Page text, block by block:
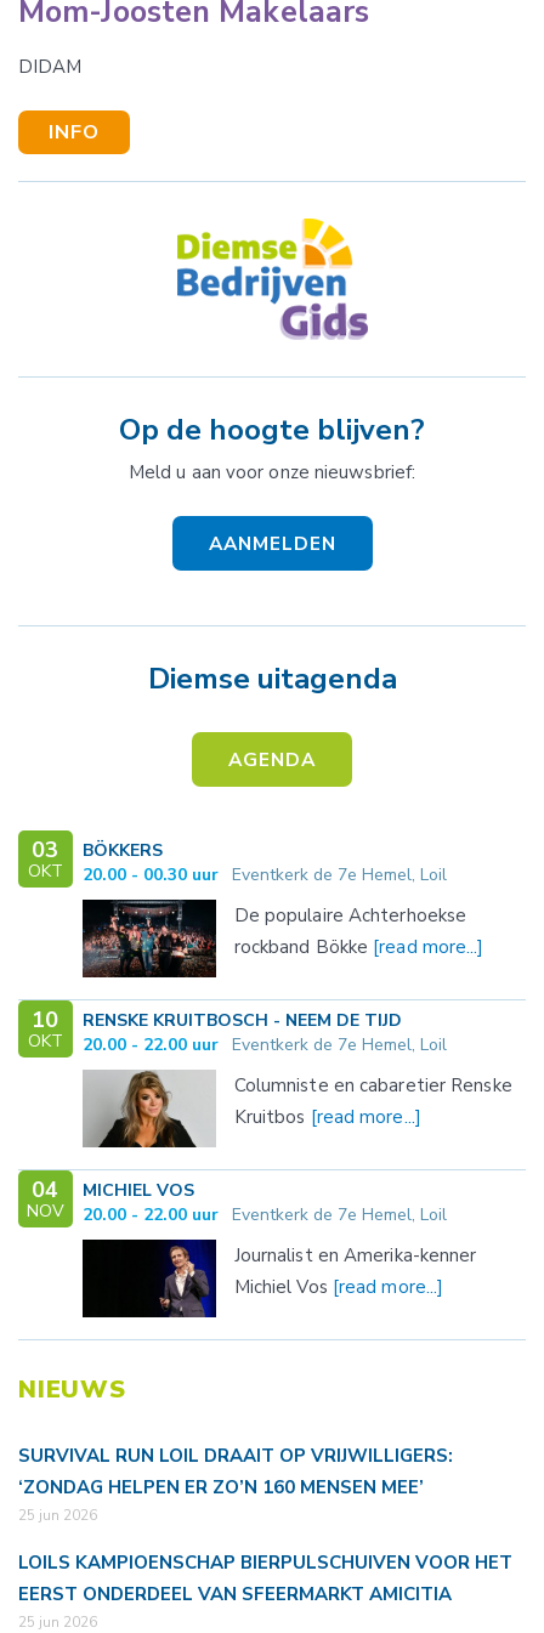
Mom-Joosten Makelaars
DIDAM
INFO
Op de hoogte blijven?
Meld u aan voor onze nieuwsbrief:
AANMELDEN
Diemse uitagenda
AGENDA
03
OKT
BÖKKERS
20.00 - 00.30 uur Eventkerk de 7e Hemel, Loil
De populaire Achterhoekse
rockband Bökke [read more...]
10
OKT
RENSKE KRUITBOSCH - NEEM DE TIJD
20.00 - 22.00 uur Eventkerk de 7e Hemel, Loil
Columniste en cabaretier Renske
Kruitbos [read more...]
04
NOV
MICHIEL VOS
20.00 - 22.00 uur Eventkerk de 7e Hemel, Loil
Journalist en Amerika-kenner
Michiel Vos [read more...]
NIEUWS
SURVIVAL RUN LOIL DRAAIT OP VRIJWILLIGERS:
‘ZONDAG HELPEN ER ZO’N 160 MENSEN MEE’
25 jun 2026
LOILS KAMPIOENSCHAP BIERPULSCHUIVEN VOOR HET
EERST ONDERDEEL VAN SFEERMARKT AMICITIA
25 jun 2026